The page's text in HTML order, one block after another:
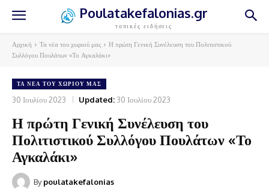
Poulatakefalonias.gr
τοπικές ειδήσεις
Αρχική Τα νέα του χωριού μας
Η πρώτη Γενική Συνέλευση του Πολιτιστικού
Συλλόγου Πουλάτων «Το Αγκαλάκι»
ΤΑ ΝΈΑ ΤΟΥ ΧΩΡΙΟΎ ΜΑΣ
30 Ιουλίου 2023 Updated: 30 Ιουλίου 2023
Η πρώτη Γενική Συνέλευση του
Πολιτιστικού Συλλόγου Πουλάτων «Το
Αγκαλάκι»
By poulatakefalonias